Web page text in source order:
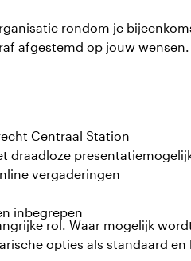
rondom je
afgestemd op jouw wensen.
Centraal Station
draadloze
vergaderingen
inbegrepen
rol. Waar mogelijk
opties als standaard